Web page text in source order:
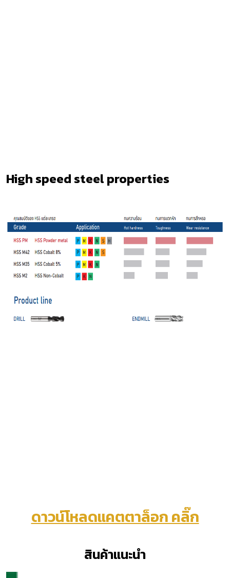
High speed steel properties
ดาวน์โหลดแคตตาล็อก คลิ๊ก
สินค้าแนะนำ